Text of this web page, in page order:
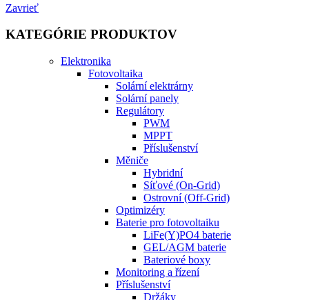
Zavrieť
KATEGÓRIE PRODUKTOV
Elektronika
Fotovoltaika
Solární elektrárny
Solární panely
Regulátory
PWM
MPPT
Příslušenství
Měniče
Hybridní
Síťové (On-Grid)
Ostrovní (Off-Grid)
Optimizéry
Baterie pro fotovoltaiku
LiFe(Y)PO4 baterie
GEL/AGM baterie
Bateriové boxy
Monitoring a řízení
Příslušenství
Držáky